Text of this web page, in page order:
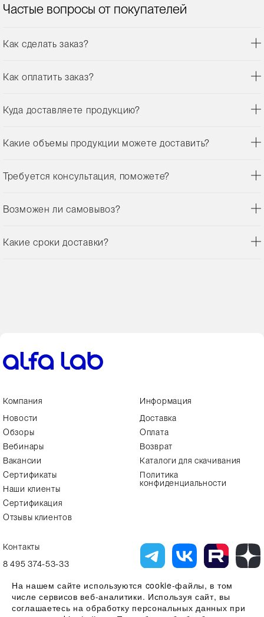
Частые вопросы от покупателей
Как сделать заказ?
Как оплатить заказ?
Куда доставляете продукцию?
Какие объемы продукции можете доставить?
Требуется консультация, поможете?
Возможен ли самовывоз?
Какие сроки доставки?
Компания
Новости
Обзоры
Вебинары
Вакансии
Сертификаты
Наши клиенты
Сертификация
Отзывы клиентов
Информация
Доставка
Оплата
Возврат
Каталоги для скачивания
Политика
конфиденциальности
Контакты
8 495 374-53-33
На нашем сайте используются cookie-файлы, в том
числе сервисов веб-аналитики. Используя сайт, вы
соглашаетесь на обработку персональных данных при